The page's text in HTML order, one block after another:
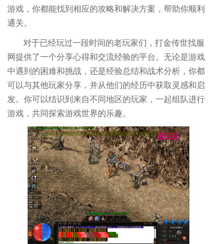
游戏，你都能找到相应的攻略和解决方案，帮助你顺利
通关。
对于已经玩过一段时间的老玩家们，打金传世找服
网提供了一个分享心得和交流经验的平台。无论是游戏
中遇到的困难和挑战，还是经验总结和战术分析，你都
可以与其他玩家分享，并从他们的经历中获取灵感和启
发。你可以结识到来自不同地区的玩家，一起组队进行
游戏，共同探索游戏世界的乐趣。